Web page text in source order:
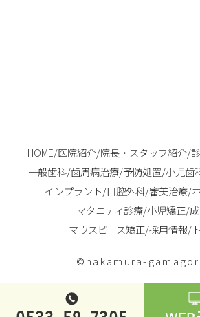
HOME/医院紹介/院長・スタッフ紹介/
一般歯科/歯周病治療/予防処置/小児歯
インプラント/口腔外科/審美治療/
マタニティ診療/小児矯正/
マウスピース矯正/採用情報/
©nakamura-